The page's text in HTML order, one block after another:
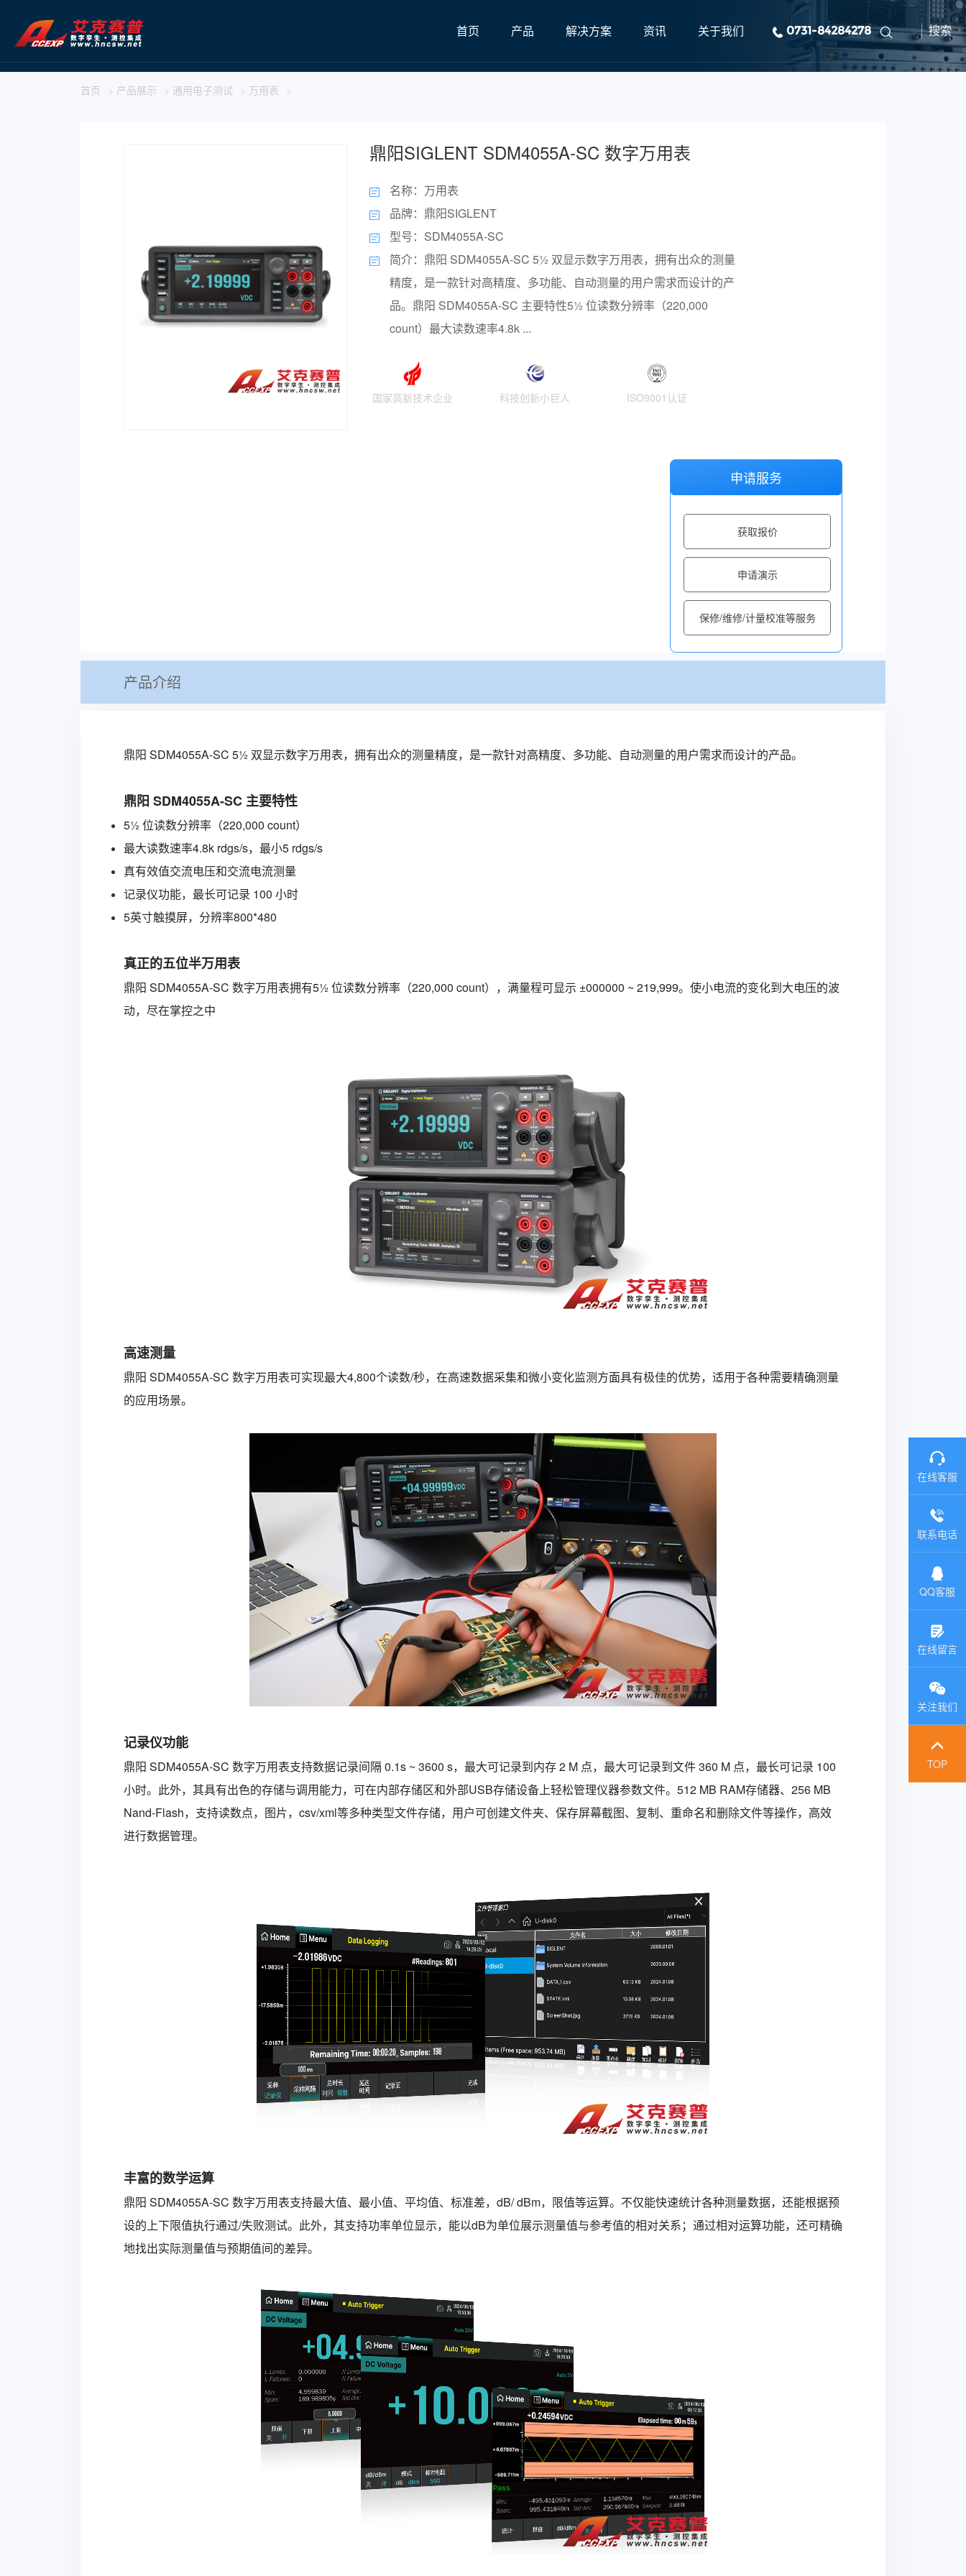
首页 产品 解决方案 资讯 关于我们 0731-84284278 搜索
首页 > 产品展示 > 通用电子测试 > 万用表 >
鼎阳SIGLENT SDM4055A-SC 数字万用表
名称：万用表
品牌：鼎阳SIGLENT
型号：SDM4055A-SC
简介：鼎阳 SDM4055A-SC 5½ 双显示数字万用表，拥有出众的测量
精度，是一款针对高精度、多功能、自动测量的用户需求而设计的产
品。鼎阳 SDM4055A-SC 主要特性5½ 位读数分辨率（220,000
count）最大读数速率4.8k ...
国家高新技术企业 科技创新小巨人 ISO9001认证
申请服务
获取报价
申请演示
保修/维修/计量校准等服务
产品介绍
鼎阳 SDM4055A-SC 5½ 双显示数字万用表，拥有出众的测量精度，是一款针对高精度、多功能、自动测量的用户需求而设计的产品。
鼎阳 SDM4055A-SC 主要特性
5½ 位读数分辨率（220,000 count）
最大读数速率4.8k rdgs/s，最小5 rdgs/s
真有效值交流电压和交流电流测量
记录仪功能，最长可记录 100 小时
5英寸触摸屏，分辨率800*480
真正的五位半万用表
鼎阳 SDM4055A-SC 数字万用表拥有5½ 位读数分辨率（220,000 count），满量程可显示 ±000000 ~ 219,999。使小电流的变化到大电压的波
动，尽在掌控之中
高速测量
鼎阳 SDM4055A-SC 数字万用表可实现最大4,800个读数/秒，在高速数据采集和微小变化监测方面具有极佳的优势，适用于各种需要精确测量
的应用场景。
记录仪功能
鼎阳 SDM4055A-SC 数字万用表支持数据记录间隔 0.1s ~ 3600 s，最大可记录到内存 2 M 点，最大可记录到文件 360 M 点，最长可记录 100
小时。此外，其具有出色的存储与调用能力，可在内部存储区和外部USB存储设备上轻松管理仪器参数文件。512 MB RAM存储器、256 MB
Nand-Flash，支持读数点，图片，csv/xml等多种类型文件存储，用户可创建文件夹、保存屏幕截图、复制、重命名和删除文件等操作，高效
进行数据管理。
丰富的数学运算
鼎阳 SDM4055A-SC 数字万用表支持最大值、最小值、平均值、标准差，dB/ dBm，限值等运算。不仅能快速统计各种测量数据，还能根据预
设的上下限值执行通过/失败测试。此外，其支持功率单位显示，能以dB为单位展示测量值与参考值的相对关系；通过相对运算功能，还可精确
地找出实际测量值与预期值间的差异。
在线客服
联系电话
QQ客服
在线留言
关注我们
TOP